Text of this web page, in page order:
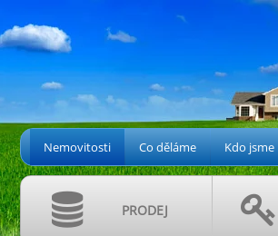
Nemovitosti Co děláme Kdo jsme
PRODEJ